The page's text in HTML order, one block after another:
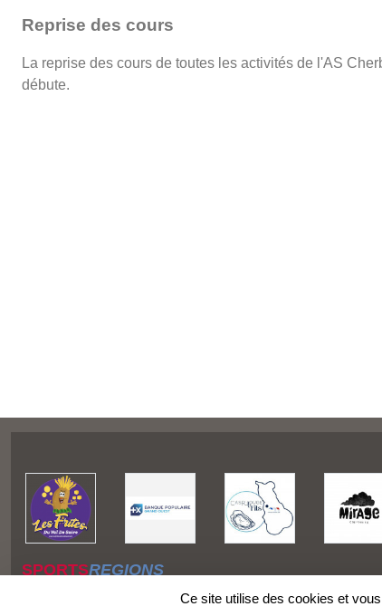
Reprise des cours
La reprise des cours de toutes les activités de l'AS
débute.
SPORTSREGIONS
Ce site utilise des cookies et